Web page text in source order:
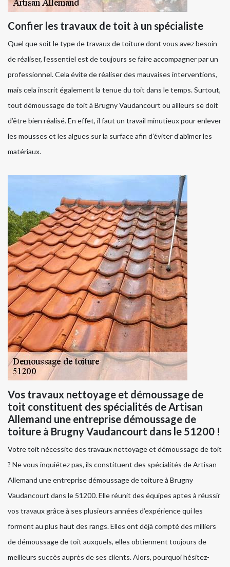
Confier les travaux de toit à un spécialiste
Quel que soit le type de travaux de toiture dont vous avez besoin
de réaliser, l’essentiel est de toujours se faire accompagner par un
professionnel. Cela évite de réaliser des mauvaises interventions,
mais cela inscrit également la tenue du toit dans le temps. Surtout,
tout démoussage de toit à Brugny Vaudancourt ou ailleurs se doit
d’être bien réalisé. En effet, il faut un travail minutieux pour enlever
les mousses et les algues sur la surface afin d’éviter d’abîmer les
matériaux.
Vos travaux nettoyage et démoussage de
toit constituent des spécialités de Artisan
Allemand une entreprise démoussage de
toiture à Brugny Vaudancourt dans le 51200 !
Votre toit nécessite des travaux nettoyage et démoussage de toit
? Ne vous inquiétez pas, ils constituent des spécialités de Artisan
Allemand une entreprise démoussage de toiture à Brugny
Vaudancourt dans le 51200. Elle réunit des équipes aptes à réussir
vos travaux grâce à ses plusieurs années d’expérience qui les
forment au plus haut des rangs. Elles ont déjà compté des milliers
de démoussage de toit auxquels, elles obtiennent toujours de
meilleurs succès auprès de ses clients. Alors, pourquoi hésitez-